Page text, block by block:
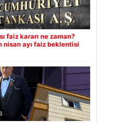
faiz kararı ne zaman?
nisan ayı faiz beklentisi